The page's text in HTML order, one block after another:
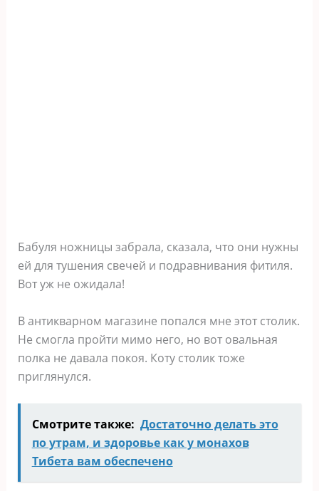
Бабуля ножницы забрала, сказала, что они нужны
ей для тушения свечей и подравнивания фитиля.
Вот уж не ожидала!
В антикварном магазине попался мне этот столик.
Не смогла пройти мимо него, но вот овальная
полка не давала покоя. Коту столик тоже
приглянулся.
Смотрите также: Достаточно делать это
по утрам, и здоровье как у монахов
Тибета вам обеспечено